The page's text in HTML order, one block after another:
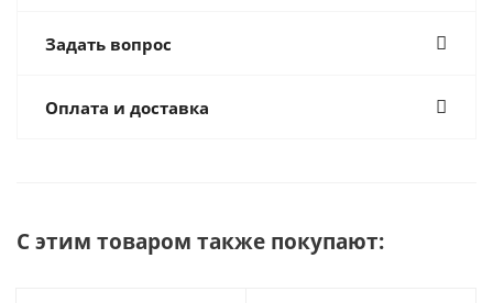
Задать вопрос
Оплата и доставка
С этим товаром также покупают: